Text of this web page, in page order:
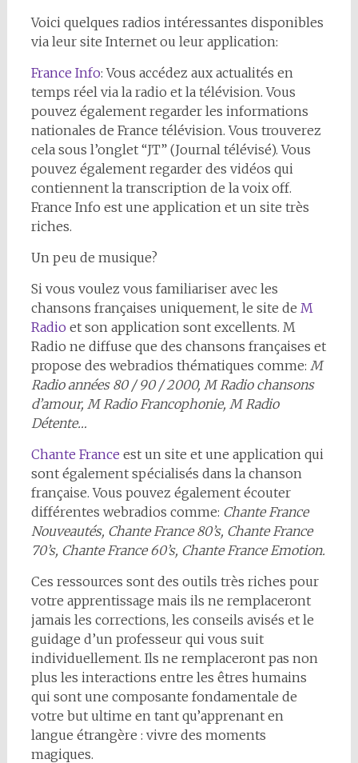
Voici quelques radios intéressantes disponibles
via leur site Internet ou leur application:
France Info: Vous accédez aux actualités en
temps réel via la radio et la télévision. Vous
pouvez également regarder les informations
nationales de France télévision. Vous trouverez
cela sous l’onglet “JT” (Journal télévisé). Vous
pouvez également regarder des vidéos qui
contiennent la transcription de la voix off.
France Info est une application et un site très
riches.
Un peu de musique?
Si vous voulez vous familiariser avec les
chansons françaises uniquement, le site de M
Radio et son application sont excellents. M
Radio ne diffuse que des chansons françaises et
propose des webradios thématiques comme: M
Radio années 80 / 90 / 2000, M Radio chansons
d’amour, M Radio Francophonie, M Radio
Détente…
Chante France est un site et une application qui
sont également spécialisés dans la chanson
française. Vous pouvez également écouter
différentes webradios comme: Chante France
Nouveautés, Chante France 80’s, Chante France
70’s, Chante France 60’s, Chante France Emotion.
Ces ressources sont des outils très riches pour
votre apprentissage mais ils ne remplaceront
jamais les corrections, les conseils avisés et le
guidage d’un professeur qui vous suit
individuellement. Ils ne remplaceront pas non
plus les interactions entre les êtres humains
qui sont une composante fondamentale de
votre but ultime en tant qu’apprenant en
langue étrangère : vivre des moments
magiques.